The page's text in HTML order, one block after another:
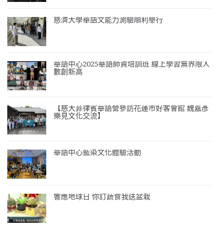
慈濟大學華語文能力測驗順利舉行
華語中心2025華語師資培訓班 線上學習無界限人
數創新高
【慈大菲律賓華語營參訪花蓮市好客會館 魏嘉彥
樂見文化交流】
華語中心藍染文化體驗活動
響應地球日 你訂蔬食我送盆栽